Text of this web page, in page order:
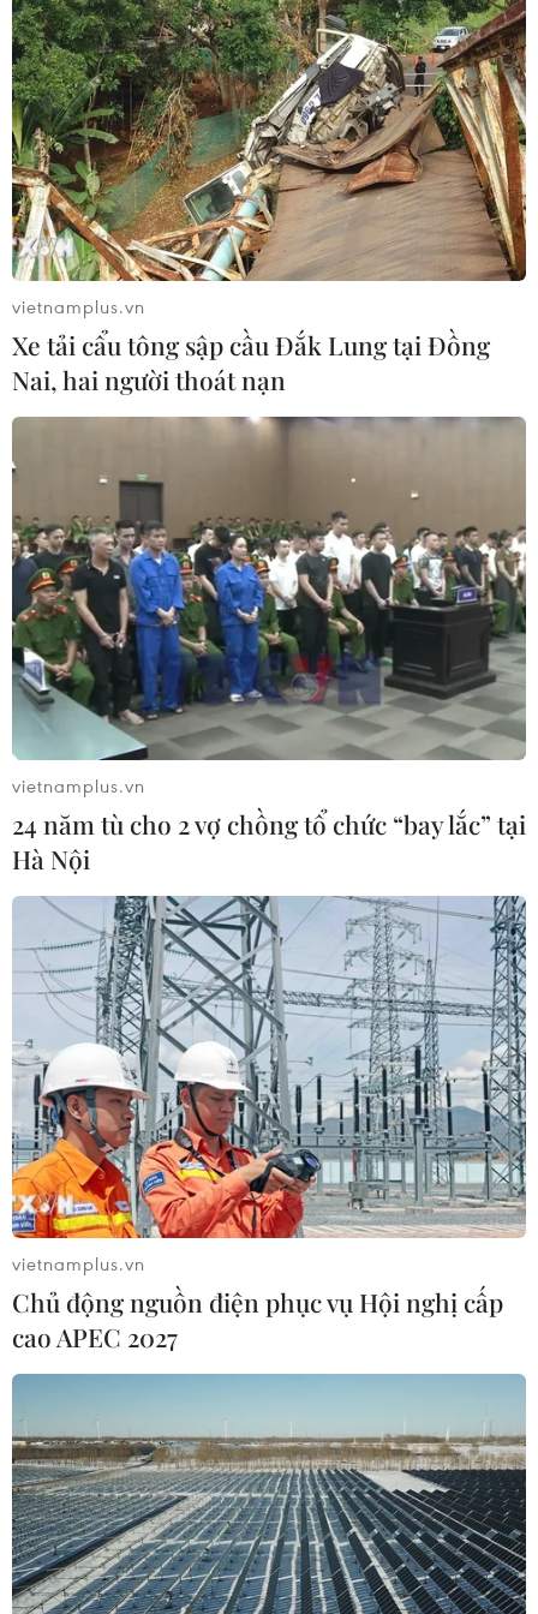
vietnamplus.vn
Xe tải cẩu tông sập cầu Đắk Lung tại Đồng
Nai, hai người thoát nạn
vietnamplus.vn
24 năm tù cho 2 vợ chồng tổ chức “bay lắc” tại
Hà Nội
vietnamplus.vn
Chủ động nguồn điện phục vụ Hội nghị cấp
cao APEC 2027